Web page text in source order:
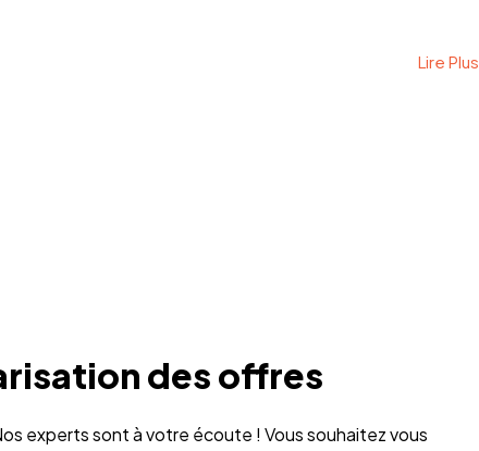
Lire Plus
des offres
experts sont à votre écoute ! Vous souhaitez vous